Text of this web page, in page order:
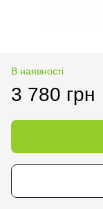
В наявності
3 780 грн